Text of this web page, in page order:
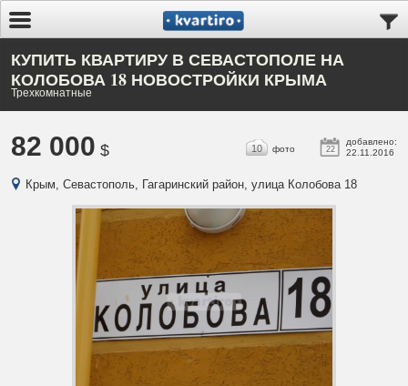
КУПИТЬ КВАРТИРУ В СЕВАСТОПОЛЕ НА
КОЛОБОВА 18 НОВОСТРОЙКИ КРЫМА
Трехкомнатные
82 000 $ 22
добавлено:
22.11.2016
10 фото
Крым, Севастополь, Гагаринский район, улица Колобова 18